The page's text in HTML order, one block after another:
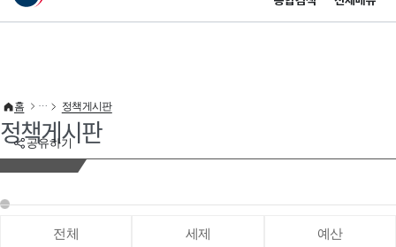
이 누리집은 대한민국 공식 전자정부 누리집입니다.
공유하기
홈 정책게시판
정책게시판
전체 세제 예산